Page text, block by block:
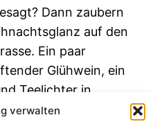
verwalten
Dann zaubern
auf den
Ein paar
Glühwein, ein
Teelichter in